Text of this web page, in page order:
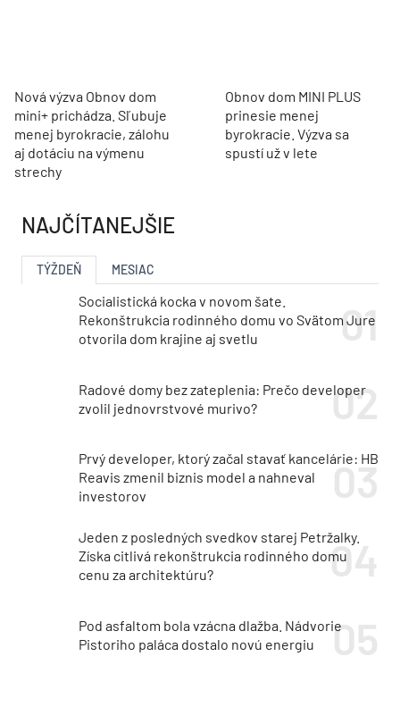
Nová výzva Obnov dom
mini+ prichádza. Sľubuje
menej byrokracie, zálohu
aj dotáciu na výmenu
strechy
Obnov dom MINI PLUS
prinesie menej
byrokracie. Výzva sa
spustí už v lete
NAJČÍTANEJŠIE
TÝŽDEŇ MESIAC
Socialistická kocka v novom šate.
Rekonštrukcia rodinného domu vo Svätom Jure
otvorila dom krajine aj svetlu
Radové domy bez zateplenia: Prečo developer
zvolil jednovrstvové murivo?
Prvý developer, ktorý začal stavať kancelárie: HB
Reavis zmenil biznis model a nahneval
investorov
Jeden z posledných svedkov starej Petržalky.
Získa citlivá rekonštrukcia rodinného domu
cenu za architektúru?
Pod asfaltom bola vzácna dlažba. Nádvorie
Pistoriho paláca dostalo novú energiu